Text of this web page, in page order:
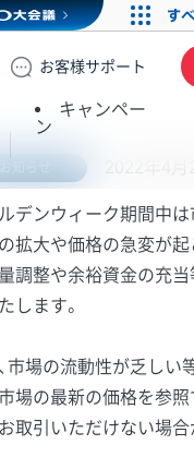
お客様サポート
キャンペー
ン
デンウィーク期間中
拡大や価格の急変が
調整や余裕資金の充
します。
市場の流動性が乏しい
場の最新の価格を参
取引いただけない場合